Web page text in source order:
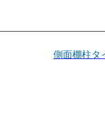
側面棚柱タ